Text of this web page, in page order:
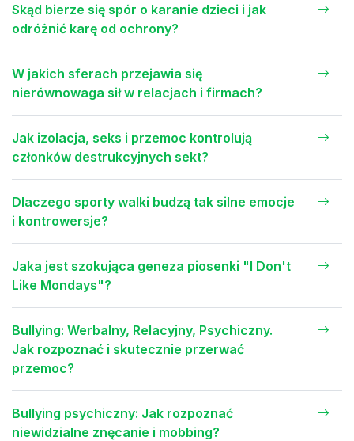
Skąd bierze się spór o karanie dzieci i jak
odróżnić karę od ochrony?
W jakich sferach przejawia się
nierównowaga sił w relacjach i firmach?
Jak izolacja, seks i przemoc kontrolują
członków destrukcyjnych sekt?
Dlaczego sporty walki budzą tak silne emocje
i kontrowersje?
Jaka jest szokująca geneza piosenki "I Don't
Like Mondays"?
Bullying: Werbalny, Relacyjny, Psychiczny.
Jak rozpoznać i skutecznie przerwać
przemoc?
Bullying psychiczny: Jak rozpoznać
niewidzialne znęcanie i mobbing?